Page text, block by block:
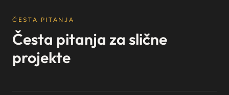
ČESTA PITANJA
Česta pitanja za slične
projekte